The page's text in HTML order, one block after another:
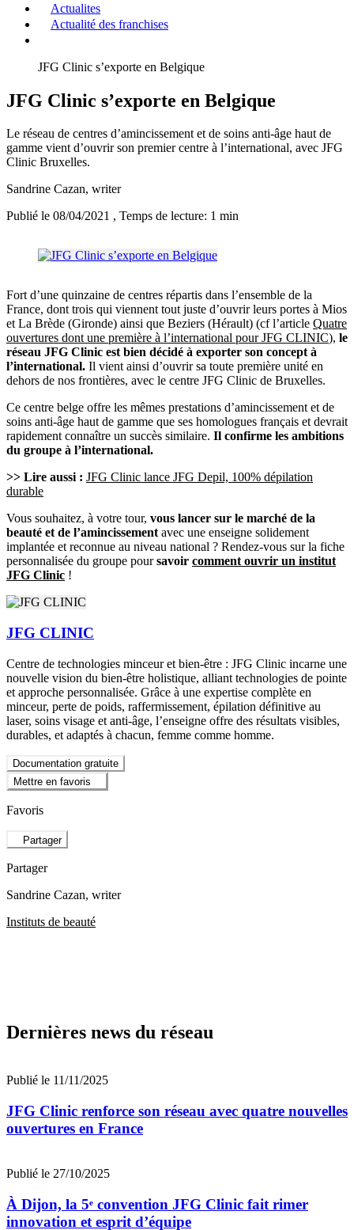
Actualites
Actualité des franchises
JFG Clinic s’exporte en Belgique
JFG Clinic s’exporte en Belgique
Le réseau de centres d’amincissement et de soins anti-âge haut de
gamme vient d’ouvrir son premier centre à l’international, avec JFG
Clinic Bruxelles.
Sandrine Cazan, writer
Publié le 08/04/2021 , Temps de lecture: 1 min
Fort d’une quinzaine de centres répartis dans l’ensemble de la
France, dont trois qui viennent tout juste d’ouvrir leurs portes à Mios
et La Brède (Gironde) ainsi que Beziers (Hérault) (cf l’article Quatre
ouvertures dont une première à l’international pour JFG CLINIC), le
réseau JFG Clinic est bien décidé à exporter son concept à
l’international. Il vient ainsi d’ouvrir sa toute première unité en
dehors de nos frontières, avec le centre JFG Clinic de Bruxelles.
Ce centre belge offre les mêmes prestations d’amincissement et de
soins anti-âge haut de gamme que ses homologues français et devrait
rapidement connaître un succès similaire. Il confirme les ambitions
du groupe à l’international.
>> Lire aussi : JFG Clinic lance JFG Depil, 100% dépilation
durable
Vous souhaitez, à votre tour, vous lancer sur le marché de la
beauté et de l’amincissementavec une enseigne solidement
implantée et reconnue au niveau national ? Rendez-vous sur la fiche
personnalisée du groupe poursavoir comment ouvrir un institut
JFG Clinic !
JFG CLINIC
Centre de technologies minceur et bien-être : JFG Clinic incarne une
nouvelle vision du bien-être holistique, alliant technologies de pointe
et approche personnalisée. Grâce à une expertise complète en
minceur, perte de poids, raffermissement, épilation définitive au
laser, soins visage et anti-âge, l’enseigne offre des résultats visibles,
durables, et adaptés à chacun, femme comme homme.
Documentation gratuite
Mettre en favoris
Favoris
Partager
Partager
Sandrine Cazan, writer
Instituts de beauté
Dernières news du réseau
Publié le 11/11/2025
JFG Clinic renforce son réseau avec quatre nouvelles
ouvertures en France
Publié le 27/10/2025
À Dijon, la 5ᵉ convention JFG Clinic fait rimer
innovation et esprit d’équipe